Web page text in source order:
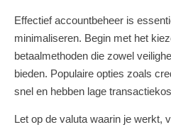
Effectief accountbeheer is
minimaliseren. Begin met het
betaalmethoden die zowel
bieden. Populaire opties zoals
snel en hebben lage
Let op de valuta waarin je werkt,